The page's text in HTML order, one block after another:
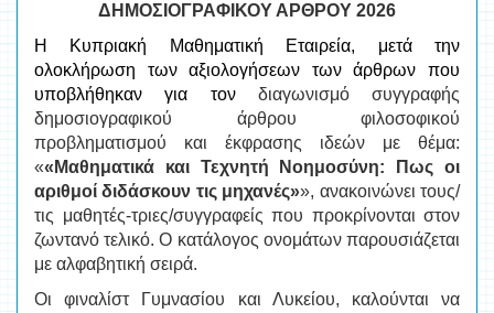
ΔΗΜΟΣΙΟΓΡΑΦΙΚΟΥ ΑΡΘΡΟΥ 2026
Η Κυπριακή Μαθηματική Εταιρεία, μετά την
ολοκλήρωση των αξιολογήσεων των άρθρων που
υποβλήθηκαν για τον διαγωνισμό συγγραφής
δημοσιογραφικού άρθρου φιλοσοφικού
προβληματισμού και έκφρασης ιδεών με θέμα:
««Μαθηματικά και Τεχνητή Νοημοσύνη: Πως οι
αριθμοί διδάσκουν τις μηχανές»», ανακοινώνει τους/
τις μαθητές-τριες/συγγραφείς που προκρίνονται στον
ζωντανό τελικό. Ο κατάλογος ονομάτων παρουσιάζεται
με αλφαβητική σειρά.
Οι φιναλίστ Γυμνασίου και Λυκείου, καλούνται να